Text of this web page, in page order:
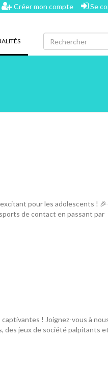
Créer mon compte Se
(CURRENT)
pour les adolescents !
de contact en passant par
! Joignez-vous à
des jeux de société palpitants et